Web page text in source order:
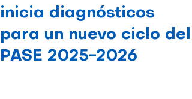
inicia diagnósticos
para un nuevo ciclo del
PASE 2025-2026